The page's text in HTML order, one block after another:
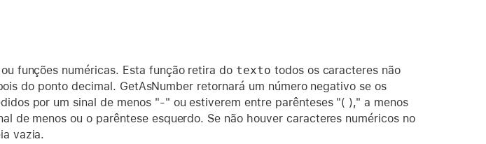
funções numéricas. Esta função retira do texto todos os caracteres não
do ponto decimal. GetAsNumber retornará um número negativo se os
por um sinal de menos "-" ou estiverem entre parênteses "( )," a menos
de menos ou o parêntese esquerdo. Se não houver caracteres numéricos no
vazia.